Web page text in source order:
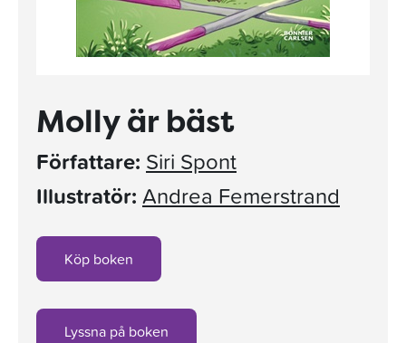
Molly är bäst
Författare: Siri Spont
Illustratör: Andrea Femerstrand
Köp boken
Lyssna på boken